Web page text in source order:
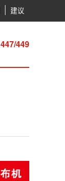
建议
447/449